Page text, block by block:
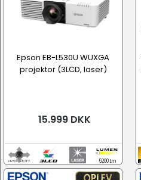
Epson EB-L530U WUXGA
projektor (3LCD, laser)
15.999 DKK
5200 Lm